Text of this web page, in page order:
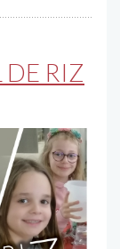
DE RIZ